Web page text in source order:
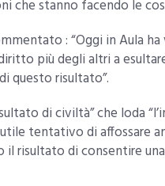
che stanno facendo le
: “Oggi in Aula
più degli altri a
questo risultato”.
di civiltà” che loda
tentativo di affossare
risultato di consentire